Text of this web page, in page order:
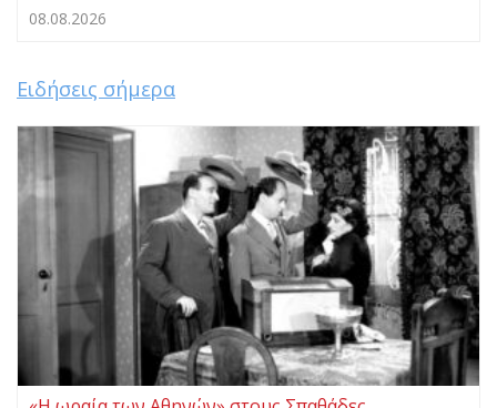
08.08.2026
Ειδήσεις σήμερα